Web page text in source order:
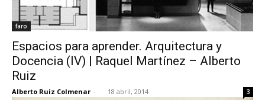
faro
Espacios para aprender. Arquitectura y
Docencia (IV) | Raquel Martínez – Alberto
Ruiz
Alberto Ruiz Colmenar - 18 abril, 2014 3